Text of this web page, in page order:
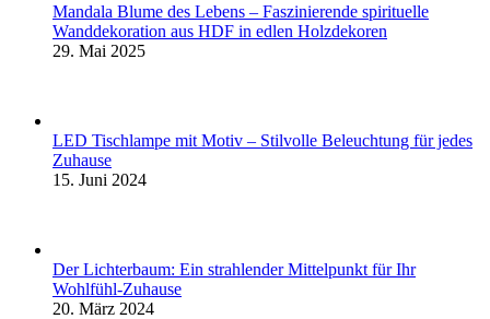
Mandala Blume des Lebens – Faszinierende spirituelle
Wanddekoration aus HDF in edlen Holzdekoren
29. Mai 2025
LED Tischlampe mit Motiv – Stilvolle Beleuchtung für jedes
Zuhause
15. Juni 2024
Der Lichterbaum: Ein strahlender Mittelpunkt für Ihr
Wohlfühl-Zuhause
20. März 2024